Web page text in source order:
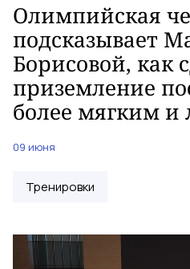
Олимпийская
подсказывает
Борисовой, как
приземление
более мягким и
09 июня
Тренировки